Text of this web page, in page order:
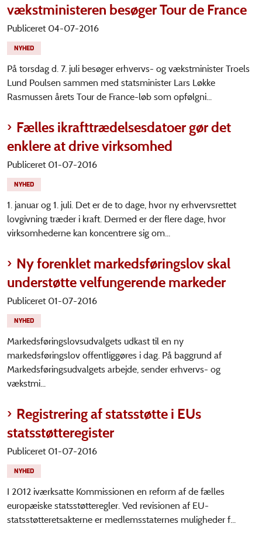
vækstministeren besøger Tour de France
Publiceret 04-07-2016
NYHED
På torsdag d. 7. juli besøger erhvervs- og vækstminister Troels
Lund Poulsen sammen med statsminister Lars Løkke
Rasmussen årets Tour de France-løb som opfølgni...
Fælles ikrafttrædelsesdatoer gør det
enklere at drive virksomhed
Publiceret 01-07-2016
NYHED
1. januar og 1. juli. Det er de to dage, hvor ny erhvervsrettet
lovgivning træder i kraft. Dermed er der flere dage, hvor
virksomhederne kan koncentrere sig om...
Ny forenklet markedsføringslov skal
understøtte velfungerende markeder
Publiceret 01-07-2016
NYHED
Markedsføringslovsudvalgets udkast til en ny
markedsføringslov offentliggøres i dag. På baggrund af
Markedsføringsudvalgets arbejde, sender erhvervs- og
vækstmi...
Registrering af statsstøtte i EUs
statsstøtteregister
Publiceret 01-07-2016
NYHED
I 2012 iværksatte Kommissionen en reform af de fælles
europæiske statsstøtteregler. Ved revisionen af EU-
statsstøtteretsakterne er medlemsstaternes muligheder f...